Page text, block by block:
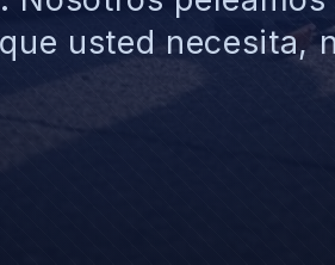
usted necesita,